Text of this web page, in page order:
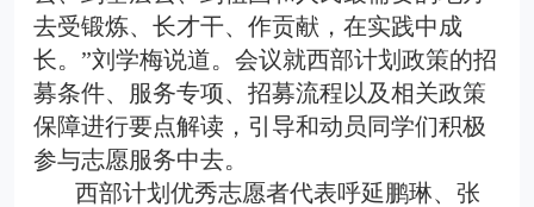
去受锻炼、长才干、作贡献，在实践中成
长。”刘学梅说道。会议就西部计划政策的招
募条件、服务专项、招募流程以及相关政策
保障进行要点解读，引导和动员同学们积极
参与志愿服务中去。
西部计划优秀志愿者代表呼延鹏琳、张